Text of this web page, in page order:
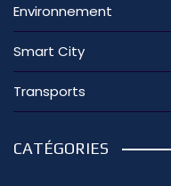
Environnement
Smart City
Transports
CATÉGORIES